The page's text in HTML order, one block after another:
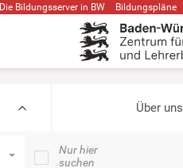
Die Bildungsserver in BW Bildungspläne
Über uns
Nur hier
suchen